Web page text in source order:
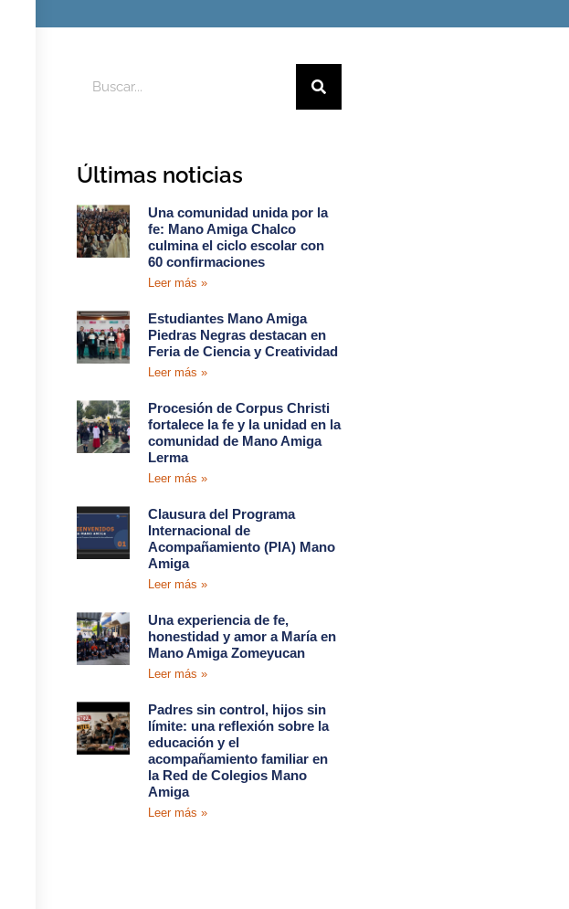
Últimas noticias
Una comunidad unida por la
fe: Mano Amiga Chalco
culmina el ciclo escolar con
60 confirmaciones
Leer más »
Estudiantes Mano Amiga
Piedras Negras destacan en
Feria de Ciencia y Creatividad
Leer más »
Procesión de Corpus Christi
fortalece la fe y la unidad en la
comunidad de Mano Amiga
Lerma
Leer más »
Clausura del Programa
Internacional de
Acompañamiento (PIA) Mano
Amiga
Leer más »
Una experiencia de fe,
honestidad y amor a María en
Mano Amiga Zomeyucan
Leer más »
Padres sin control, hijos sin
límite: una reflexión sobre la
educación y el
acompañamiento familiar en
la Red de Colegios Mano
Amiga
Leer más »